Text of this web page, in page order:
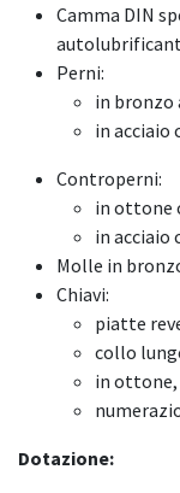
Camma DIN
Perni:
in bronzo
in acciaio
Controperni:
in ottone
in acciaio
Molle in
Chiavi:
piatte
collo
in
Dotazione: